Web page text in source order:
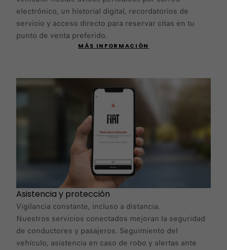
electrónico, un historial digital, recordatorios de
servicio y acceso directo para reservar citas en tu
punto de venta preferido.
MÁS INFORMACIÓN
Asistencia y protección
Vigilancia constante, incluso a distancia.
Nuestros servicios conectados mejoran la seguridad
de conductores y pasajeros. Seguimiento del
vehículo, asistencia en caso de robo y alertas ante